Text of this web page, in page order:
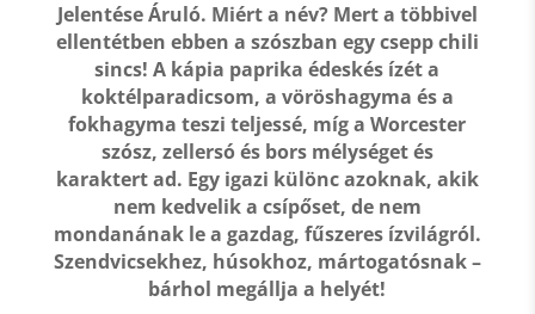
Jelentése Áruló. Miért a név? Mert a többivel
ellentétben ebben a szószban egy csepp chili
sincs! A kápia paprika édeskés ízét a
koktélparadicsom, a vöröshagyma és a
fokhagyma teszi teljessé, míg aWorcester
szósz, zellersó és borsmélységet és
karaktert ad. Egy igazi különc azoknak, akik
nem kedvelik a csípőset, de nem
mondanának le a gazdag, fűszeres ízvilágról.
Szendvicsekhez, húsokhoz, mártogatósnak –
bárhol megállja a helyét!